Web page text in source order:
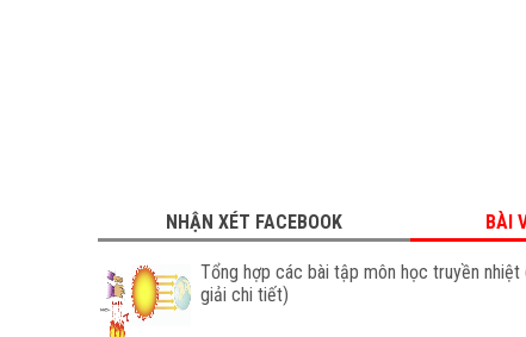
NHẬN XÉT FACEBOOK BÀI
Tổng hợp các bài tập môn học truyền nhiệt
giải chi tiết)